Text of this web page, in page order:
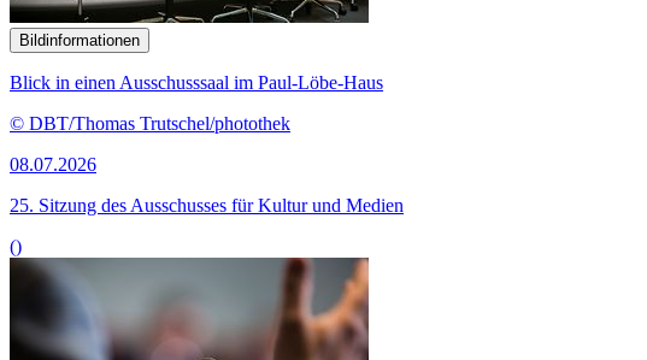
Bildinformationen
Blick in einen Ausschusssaal im Paul-Löbe-Haus
© DBT/Thomas Trutschel/photothek
08.07.2026
25. Sitzung des Ausschusses für Kultur und Medien
()